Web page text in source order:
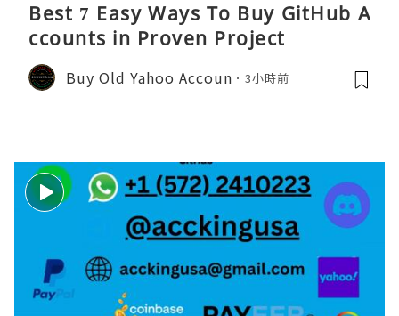
Best 7 Easy Ways To Buy GitHub A
ccounts in Proven Project
Buy Old Yahoo Accoun 3小時前